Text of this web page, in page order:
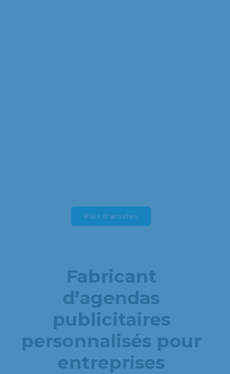
Plus d'articles
Fabricant
d’agendas
publicitaires
personnalisés pour
entreprises